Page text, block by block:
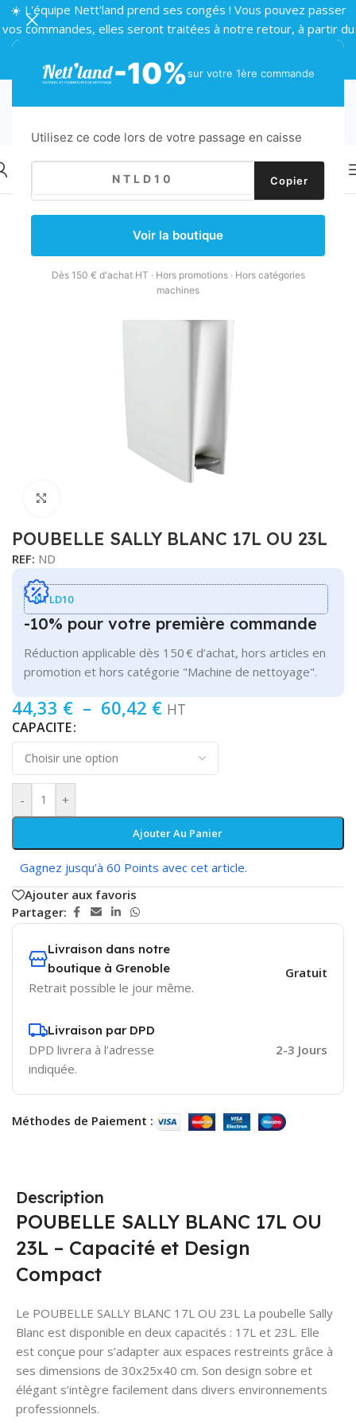
-10%sur votre 1ère commande
Utilisez ce code lors de votre passage en caisse
Copier
Voir la boutique
Dès 150 € d'achat HT · Hors promotions · Hors catégories
machines
☀️ L'équipe Nett'land prend ses congés ! Vous pouvez passer
vos commandes, elles seront traitées à notre retour, à partir du
POUBELLE SALLY BLANC 17L OU 23L
REF: ND
NTLD10
-10% pour votre première commande
Réduction applicable dès 150 € d’achat, hors articles en
promotion et hors catégorie "Machine de nettoyage".
44,33 € – 60,42 € HT
CAPACITE
- +
Ajouter Au Panier
Gagnez jusqu’à 60 Points avec cet article.
Ajouter aux favoris
Partager:
Livraison dans notre
boutique à Grenoble
Retrait possible le jour même.
Gratuit
Livraison par DPD
DPD livrera à l’adresse
indiquée.
2-3 Jours
Méthodes de Paiement :
Description
POUBELLE SALLY BLANC 17L OU
23L – Capacité et Design
Compact
Le POUBELLE SALLY BLANC 17L OU 23L La poubelle Sally
Blanc est disponible en deux capacités : 17L et 23L. Elle
est conçue pour s’adapter aux espaces restreints grâce à
ses dimensions de 30x25x40 cm. Son design sobre et
élégant s’intègre facilement dans divers environnements
professionnels.